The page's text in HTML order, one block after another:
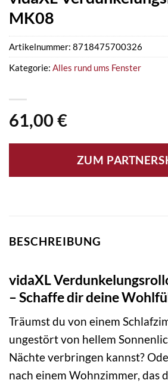
MK08
61,00 €
ZUM
Artikelnummer: 8718475700326
Kategorie: Alles rund ums Fenster
BESCHREIBUNG
vidaXL
– Schaffe dir deine
Träumst du von einem
ungestört von hellem
Nächte verbringen kannst?
nach einem Wohnzimmer, das